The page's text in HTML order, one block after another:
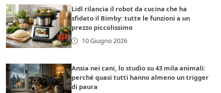
Lidl rilancia il robot da cucina che ha
sfidato il Bimby: tutte le funzioni a un
prezzo piccolissimo
10 Giugno 2026
Ansia nei cani, lo studio su 43 mila animali:
perché quasi tutti hanno almeno un trigger
di paura